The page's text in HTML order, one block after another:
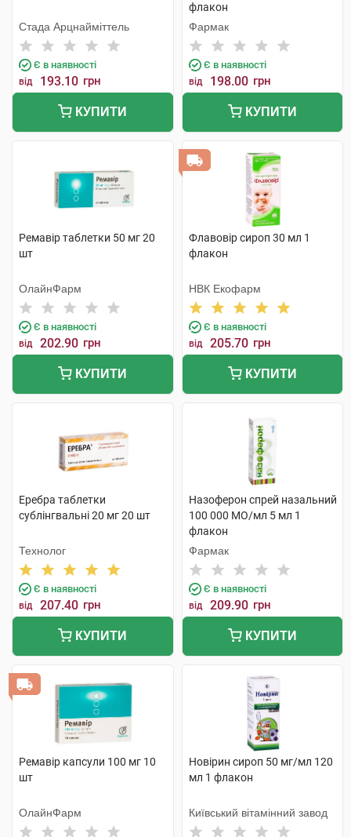
Стада Арцнайміттель
Є в наявності
від 193.10 грн
КУПИТИ
флакон
Фармак
Є в наявності
від 198.00 грн
КУПИТИ
Ремавір таблетки 50 мг 20
шт
ОлайнФарм
Є в наявності
від 202.90 грн
КУПИТИ
Флавовір сироп 30 мл 1
флакон
НВК Екофарм
Є в наявності
від 205.70 грн
КУПИТИ
Еребра таблетки
сублінгвальні 20 мг 20 шт
Технолог
Є в наявності
від 207.40 грн
КУПИТИ
Назоферон спрей назальний
100 000 МО/мл 5 мл 1
флакон
Фармак
Є в наявності
від 209.90 грн
КУПИТИ
Ремавір капсули 100 мг 10
шт
ОлайнФарм
Новірин сироп 50 мг/мл 120
мл 1 флакон
Київський вітамінний завод